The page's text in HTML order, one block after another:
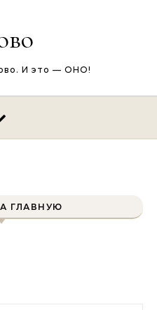
И это — ОНО!
ГЛАВНУЮ